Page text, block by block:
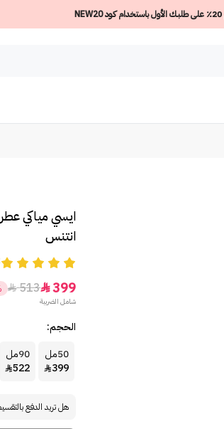
ايسي مياكي
انتنس
399

513

شامل الضريبة
الحجم:
50مل
399

90مل
522

هل تريد الدفع